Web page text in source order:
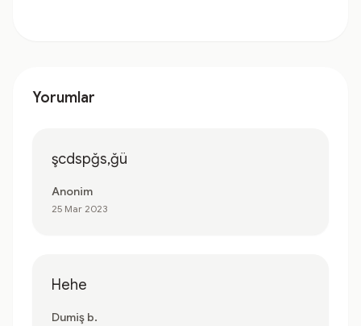
Yorumlar
şcdspğs,ğü
Anonim
25 Mar 2023
Hehe
Dumiş b.